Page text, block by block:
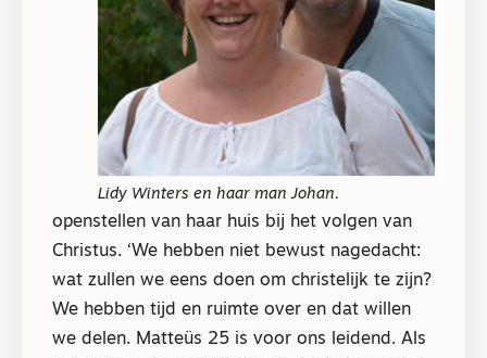
Lidy Winters en haar man Johan.
openstellen van haar huis bij het volgen van
Christus. ‘We hebben niet bewust nagedacht:
wat zullen we eens doen om christelijk te zijn?
We hebben tijd en ruimte over en dat willen
we delen. Matteüs 25 is voor ons leidend. Als